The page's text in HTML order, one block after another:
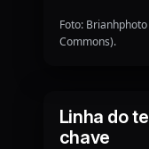
Foto:
Commons).
Linha do
chave